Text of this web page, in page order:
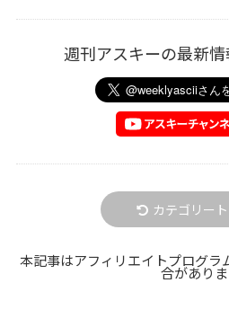
週刊アスキーの最新
カテゴリー
本記事はアフィリエイトプログラ
合があり